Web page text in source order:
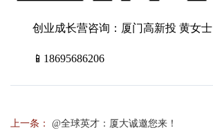
创业成长营咨询：厦门高新投 黄女士
📱18695686206
上一条： @全球英才：厦大诚邀您来！